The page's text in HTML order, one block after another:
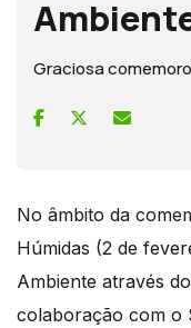
Graciosa
No âmbito da
Húmidas (2 de
Ambiente através
colaboração com o